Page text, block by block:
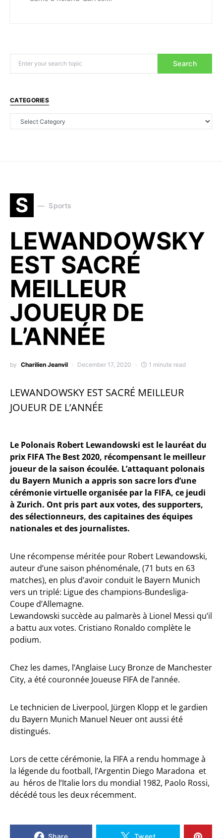
Search
CATEGORIES
S Sports
LEWANDOWSKY
EST SACRÉ
MEILLEUR
JOUEUR DE
L’ANNÉE
by Charilien Jeanvil December 17, 2020 1 minute read
LEWANDOWSKY EST SACRÉ MEILLEUR
JOUEUR DE L’ANNÉE
Le Polonais Robert Lewandowski est le lauréat du
prix FIFA The Best 2020, récompensant le meilleur
joueur de la saison écoulée. L’attaquant polonais
du Bayern Munich a appris son sacre lors d’une
cérémonie virtuelle organisée par la FIFA, ce jeudi
à Zurich. Ont pris part aux votes, des supporters,
des sélectionneurs, des capitaines des équipes
nationales et des journalistes.
Une récompense méritée pour Robert Lewandowski,
auteur d’une saison phénoménale, (71 buts en 63
matches), en plus d’avoir conduit le Bayern Munich
vers un triplé: Ligue des champions-Bundesliga-
Coupe d’Allemagne.
Lewandowski succède au palmarès à Lionel Messi qu’il
a battu aux votes. Cristiano Ronaldo complète le
podium.
Chez les dames, l’Anglaise Lucy Bronze de Manchester
City, a été couronnée Joueuse FIFA de l’année.
Le technicien de Liverpool, Jürgen Klopp et le gardien
du Bayern Munich Manuel Neuer ont aussi été
distingués.
Lors de cette cérémonie, la FIFA a rendu hommage à
la légende du football, l’Argentin Diego Maradona et
au héros de l’Italie lors du mondial 1982, Paolo Rossi,
décédé tous les deux récemment.
Share Tweet